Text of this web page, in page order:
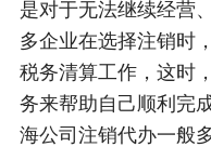
是对于无法继续经营
多企业在选择注销时
税务清算工作，这时
务来帮助自己顺利完
海公司注销代办一般